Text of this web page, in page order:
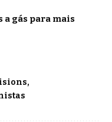
gás para mais